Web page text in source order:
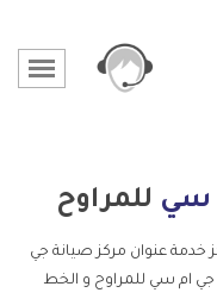
سي للمراوح
خدمة عنوان مركز صيانة جي
جي ام سي للمراوح و الخط